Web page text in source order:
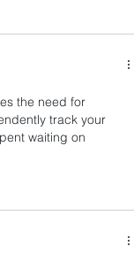
the need for
track your
waiting on